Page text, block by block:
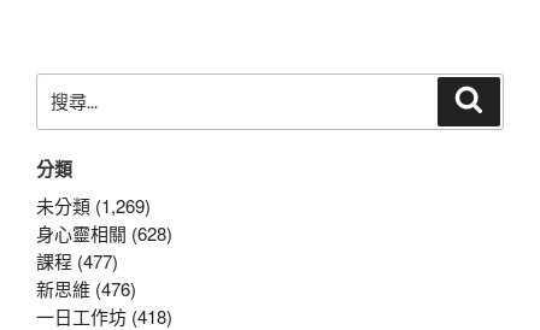
尋
鍵
字:
分類
未分類 (1,269)
身心靈相關 (628)
課程 (477)
新思維 (476)
一日工作坊 (418)